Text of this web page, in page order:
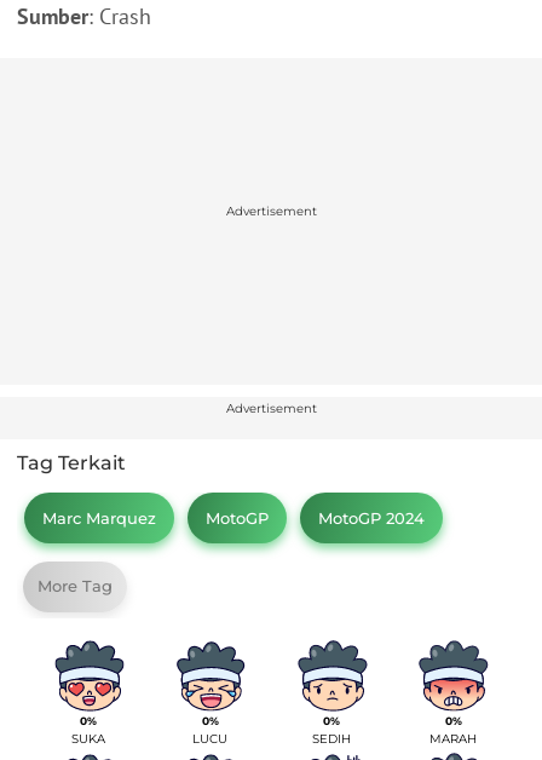
Sumber: Crash
Advertisement
Advertisement
Tag Terkait
Marc Marquez MotoGP MotoGP 2024
More Tag
0%
SUKA
0%
LUCU
0%
SEDIH
0%
MARAH